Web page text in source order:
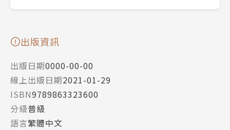
出版資訊
出版日期0000-00-00
線上出版日期2021-01-29
ISBN9789863323600
分級普級
語言繁體中文